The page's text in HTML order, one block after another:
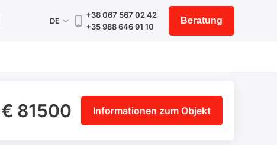
DE
+38 067 567 02 42
+35 988 646 91 10
Beratung
€ 81500 Informationen zum Objekt